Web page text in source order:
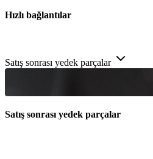
Hızlı bağlantılar
Satış sonrası yedek parçalar
Satış sonrası yedek parçalar